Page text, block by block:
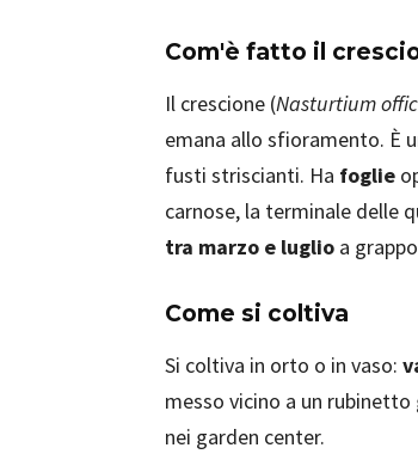
Com'è fatto il
Il crescione (Nasturtium
emana allo sfioramento. È
fusti striscianti. Ha foglie
carnose, la terminale delle
tra marzo e luglio a
Come si coltiva
Si coltiva in orto o in vaso:
messo vicino a un
nei garden center.